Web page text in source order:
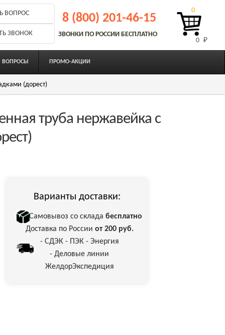
ВОПРОС
ЗВОНОК
8 (800) 201-46-15
ЗВОНКИ ПО РОССИИ БЕСПЛАТНО
0 ₽
0
ВОПРОСЫ ПРОМО-АКЦИИ
(дорест)
труба нержавейка с
Варианты доставки:
Самовывоз со складабесплатно
Доставка по России от 200 руб.
- СДЭК - ПЭК - Энергия
- Деловые линии
ЖелдорЭкспедиция